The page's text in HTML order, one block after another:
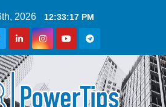
2026 12:33:18 PM